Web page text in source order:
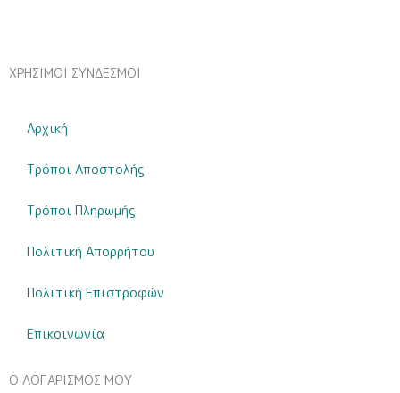
επιλογές
σελίδα
προϊόντος
ΧΡΗΣΙΜΟΙ ΣΥΝΔΕΣΜΟΙ
Αρχική
Τρόποι Αποστολής
Τρόποι Πληρωμής
Πολιτική Απορρήτου
Πολιτική Επιστροφών
Επικοινωνία
Ο ΛΟΓΑΡΙΣΜΟΣ ΜΟΥ